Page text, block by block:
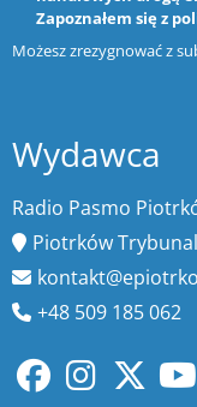
Zapoznałem się z
Możesz zrezygnować z
Wydawca
Radio Pasmo
Piotrków
+48 509 185 062